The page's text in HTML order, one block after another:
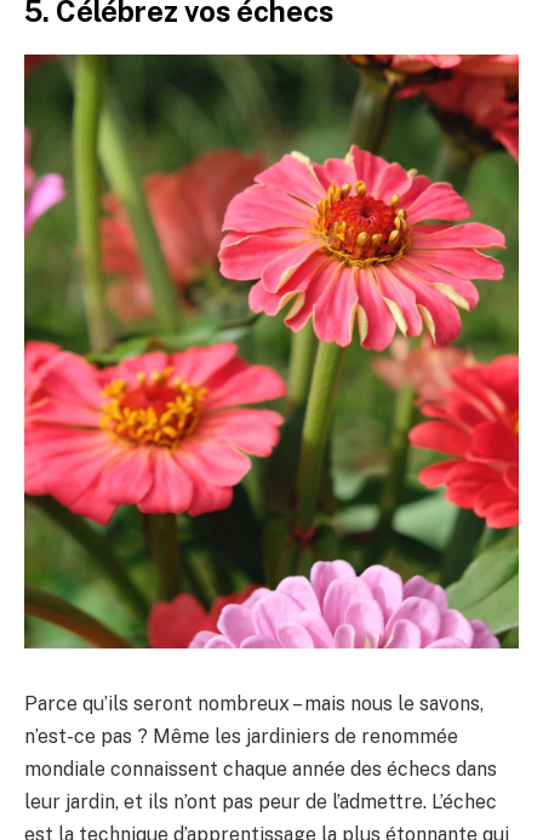
5. Célébrez vos échecs
Parce qu’ils seront nombreux – mais nous le savons,
n’est-ce pas ? Même les jardiniers de renommée
mondiale connaissent chaque année des échecs dans
leur jardin, et ils n’ont pas peur de l’admettre. L’échec
est la technique d’apprentissage la plus étonnante qui